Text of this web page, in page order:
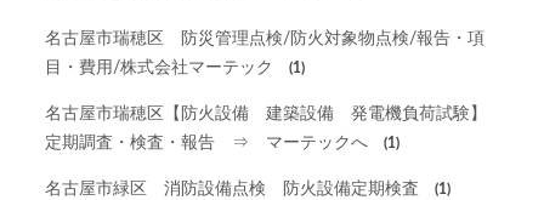
名古屋市瑞穂区 防災管理点検/防火対象物点検/報告・項
目・費用/株式会社マーテック
(1)
名古屋市瑞穂区【防火設備 建築設備 発電機負荷試験】
定期調査・検査・報告 ⇒ マーテックへ
(1)
名古屋市緑区 消防設備点検 防火設備定期検査 (1)